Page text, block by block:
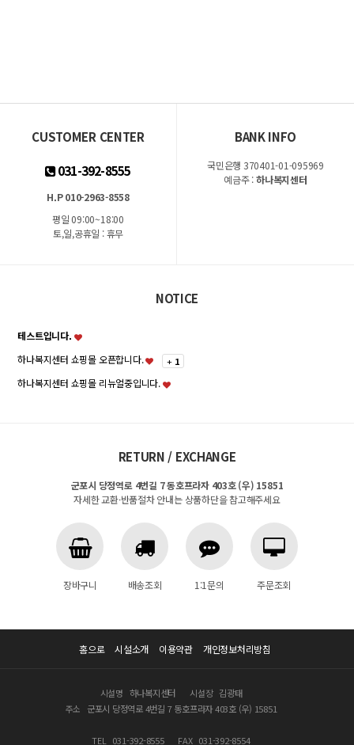
CUSTOMER CENTER
031-392-8555
H.P 010-2963-8558
평일 09:00~18:00
토,일,공휴일 : 휴무
BANK INFO
국민은행 370401-01-095969
예금주 :하나복지센터
NOTICE
테스트입니다.
하나복지센터 쇼핑몰 오픈합니다.
+ 1
하나복지센터 쇼핑몰 리뉴얼중입니다.
RETURN / EXCHANGE
군포시 당정역로 4번길 7 동호프라자 403호 (우) 15851
자세한 교환·반품절차 안내는 상품하단을 참고해주세요
장바구니 배송조회 1:1문의 주문조회
홈으로 시설소개 이용약관 개인정보처리방침
시설명 하나복지센터 시설장 김광태
주소
군포시 당정역로 4번길 7 동호프라자 403호 (우) 15851
TEL 031-392-8555 FAX 031-392-8554